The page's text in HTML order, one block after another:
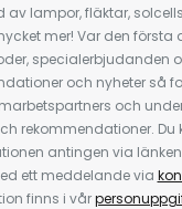
av lampor, fläktar,
mer! Var den
specialerbjudanden
och nyheter så
och
rekommendationer.
antingen via
ett meddelande via
finns i vår